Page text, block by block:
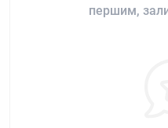
першим,